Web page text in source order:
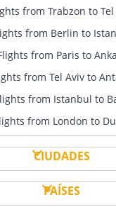
from Trabzon to Tel
from Berlin to
from Paris to
from Tel Aviv to
from Istanbul to
from London to
CIUDADES
PAÍSES